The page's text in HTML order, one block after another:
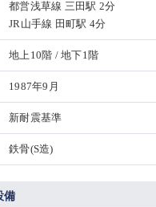
都営浅草線 三田駅 2分
JR山手線 田町駅 4分
地上10階 / 地下1階
1987年9月
新耐震基準
鉄骨(S造)
備